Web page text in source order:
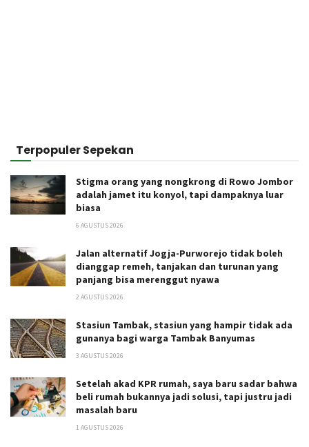
Terpopuler Sepekan
Stigma orang yang nongkrong di Rowo Jombor
adalah jamet itu konyol, tapi dampaknya luar
biasa
6 AGUSTUS 2026
Jalan alternatif Jogja-Purworejo tidak boleh
dianggap remeh, tanjakan dan turunan yang
panjang bisa merenggut nyawa
2 AGUSTUS 2026
Stasiun Tambak, stasiun yang hampir tidak ada
gunanya bagi warga Tambak Banyumas
3 AGUSTUS 2026
Setelah akad KPR rumah, saya baru sadar bahwa
beli rumah bukannya jadi solusi, tapi justru jadi
masalah baru
1 AGUSTUS 2026